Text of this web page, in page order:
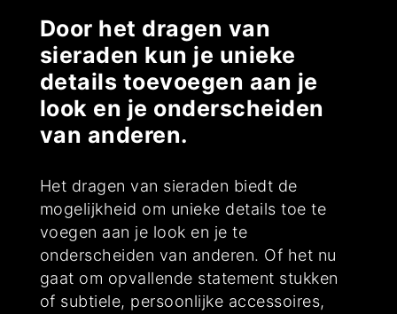
Door het dragen van
sieraden kun je unieke
details toevoegen aan je
look en je onderscheiden
van anderen.
Het dragen van sieraden biedt de
mogelijkheid om unieke details toe te
voegen aan je look en je te
onderscheiden van anderen. Of het nu
gaat om opvallende statement stukken
of subtiele, persoonlijke accessoires,